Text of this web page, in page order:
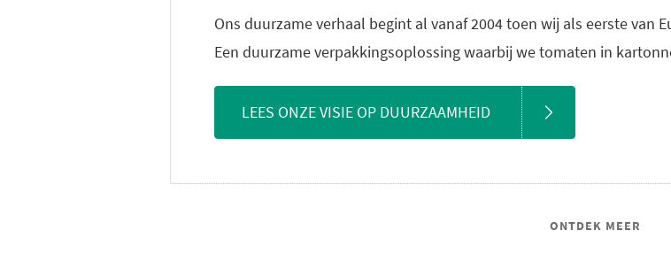
Ons duurzame verhaal begint al vanaf 2004 toen wij als eerste van
Een duurzame verpakkingsoplossing waarbij we tomaten in
LEES ONZE VISIE OP DUURZAAMHEID
ONTDEK MEER